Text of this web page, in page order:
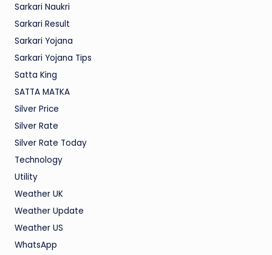
Sarkari Naukri
Sarkari Result
Sarkari Yojana
Sarkari Yojana Tips
Satta King
SATTA MATKA
Silver Price
Silver Rate
Silver Rate Today
Technology
Utility
Weather UK
Weather Update
Weather US
WhatsApp